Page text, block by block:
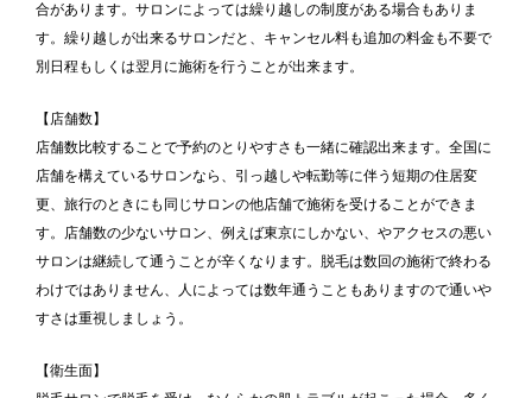
合があります。サロンによっては繰り越しの制度がある場合もありま
す。繰り越しが出来るサロンだと、キャンセル料も追加の料金も不要で
別日程もしくは翌月に施術を行うことが出来ます。
【店舗数】
店舗数比較することで予約のとりやすさも一緒に確認出来ます。全国に
店舗を構えているサロンなら、引っ越しや転勤等に伴う短期の住居変
更、旅行のときにも同じサロンの他店舗で施術を受けることができま
す。店舗数の少ないサロン、例えば東京にしかない、やアクセスの悪い
サロンは継続して通うことが辛くなります。脱毛は数回の施術で終わる
わけではありません、人によっては数年通うこともありますので通いや
すさは重視しましょう。
【衛生面】